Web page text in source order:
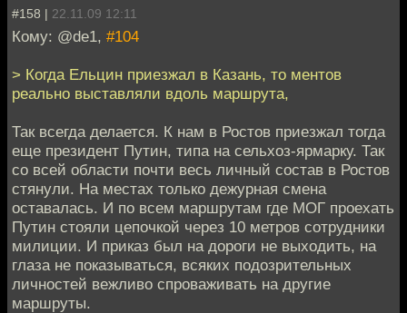
#158 | 22.11.09 12:11
Кому: @de1, #104
> Когда Ельцин приезжал в Казань, то ментов
реально выставляли вдоль маршрута,
Так всегда делается. К нам в Ростов приезжал тогда
еще президент Путин, типа на сельхоз-ярмарку. Так
со всей области почти весь личный состав в Ростов
стянули. На местах только дежурная смена
оставалась. И по всем маршрутам где МОГ проехать
Путин стояли цепочкой через 10 метров сотрудники
милиции. И приказ был на дороги не выходить, на
глаза не показываться, всяких подозрительных
личностей вежливо спроваживать на другие
маршруты.